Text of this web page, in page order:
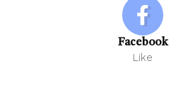
Facebook
Like